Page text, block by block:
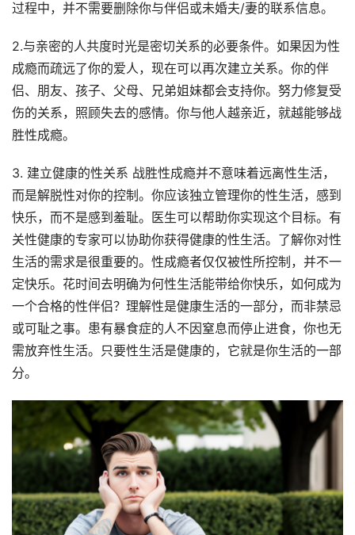
过程中，并不需要删除你与伴侣或未婚夫/妻的联系信息。
2.与亲密的人共度时光是密切关系的必要条件。如果因为性
成瘾而疏远了你的爱人，现在可以再次建立关系。你的伴
侣、朋友、孩子、父母、兄弟姐妹都会支持你。努力修复受
伤的关系，照顾失去的感情。你与他人越亲近，就越能够战
胜性成瘾。
3. 建立健康的性关系 战胜性成瘾并不意味着远离性生活，
而是解脱性对你的控制。你应该独立管理你的性生活，感到
快乐，而不是感到羞耻。医生可以帮助你实现这个目标。有
关性健康的专家可以协助你获得健康的性生活。了解你对性
生活的需求是很重要的。性成瘾者仅仅被性所控制，并不一
定快乐。花时间去明确为何性生活能带给你快乐，如何成为
一个合格的性伴侣？理解性是健康生活的一部分，而非禁忌
或可耻之事。患有暴食症的人不因窒息而停止进食，你也无
需放弃性生活。只要性生活是健康的，它就是你生活的一部
分。